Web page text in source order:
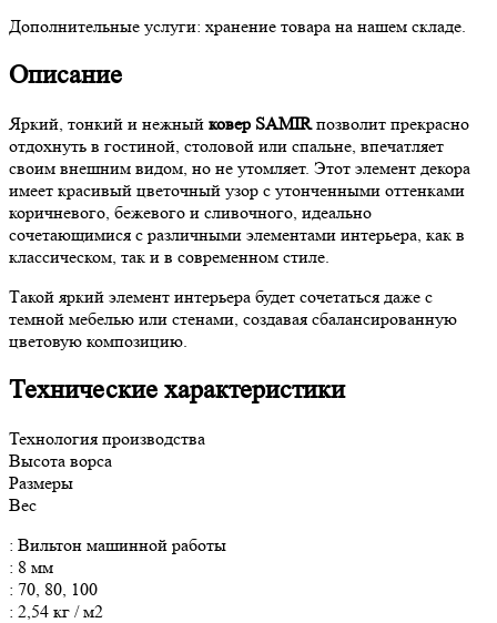
Дополнительные услуги: хранение товара на нашем складе.
Описание
Яркий, тонкий и нежный ковер SAMIRпозволит прекрасно
отдохнуть в гостиной, столовой или спальне, впечатляет
своим внешним видом, но не утомляет. Этот элемент декора
имеет красивый цветочный узор с утонченными оттенками
коричневого, бежевого и сливочного, идеально
сочетающимися с различными элементами интерьера, как в
классическом, так и в современном стиле.
Такой яркий элемент интерьера будет сочетаться даже с
темной мебелью или стенами, создавая сбалансированную
цветовую композицию.
Технические характеристики
Технология производства
Высота ворса
Размеры
Вес
: Вильтон машинной работы
: 8 мм
: 70, 80, 100
: 2,54 кг / м2